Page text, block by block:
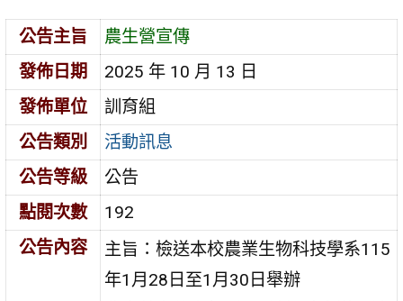
公告主旨
農生營宣傳
發佈日期
2025 年 10 月 13 日
發佈單位
訓育組
公告類別
活動訊息
公告等級
公告
點閱次數
192
公告內容
主旨：檢送本校農業生物科技學系115
年1月28日至1月30日舉辦